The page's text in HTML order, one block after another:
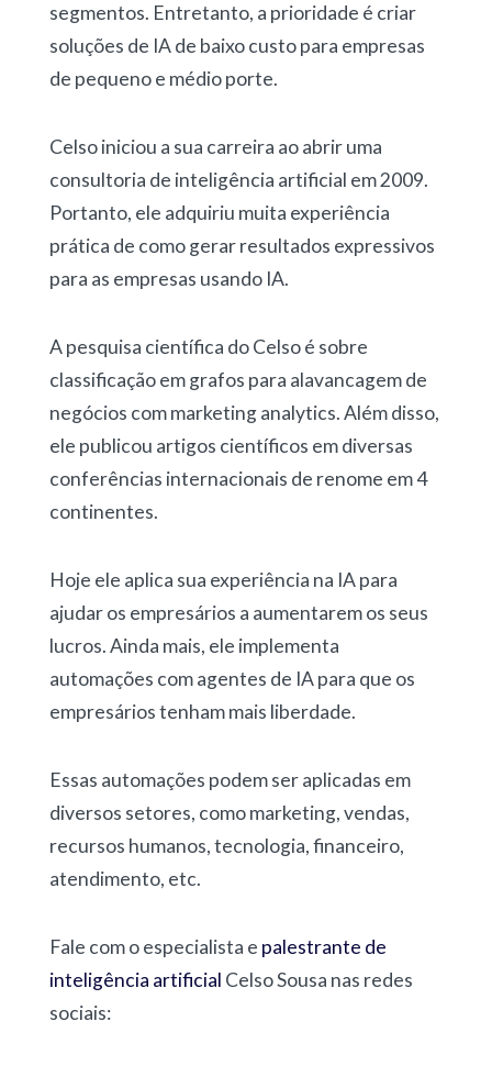
segmentos. Entretanto, a prioridade é criar
soluções de IA de baixo custo para empresas
de pequeno e médio porte.
Celso iniciou a sua carreira ao abrir uma
consultoria de inteligência artificial em 2009.
Portanto, ele adquiriu muita experiência
prática de como gerar resultados expressivos
para as empresas usando IA.
A pesquisa científica do Celso é sobre
classificação em grafos para alavancagem de
negócios com marketing analytics. Além disso,
ele publicou artigos científicos em diversas
conferências internacionais de renome em 4
continentes.
Hoje ele aplica sua experiência na IA para
ajudar os empresários a aumentarem os seus
lucros. Ainda mais, ele implementa
automações com agentes de IA para que os
empresários tenham mais liberdade.
Essas automações podem ser aplicadas em
diversos setores, como marketing, vendas,
recursos humanos, tecnologia, financeiro,
atendimento, etc.
Fale com o especialista e palestrante de
inteligência artificial Celso Sousa nas redes
sociais: